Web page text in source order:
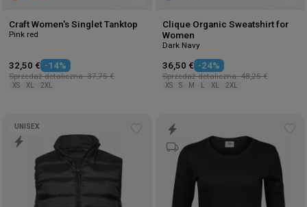
Craft Women's Singlet Tanktop
Pink red
32,50 € -14%
Sprzedaż detaliczna: 37,75 €
XS XL 2XL
Clique Organic Sweatshirt for
Women
Dark Navy
36,50 € -24%
Sprzedaż detaliczna: 48,25 €
XS S M XL 2XL
UNISEX